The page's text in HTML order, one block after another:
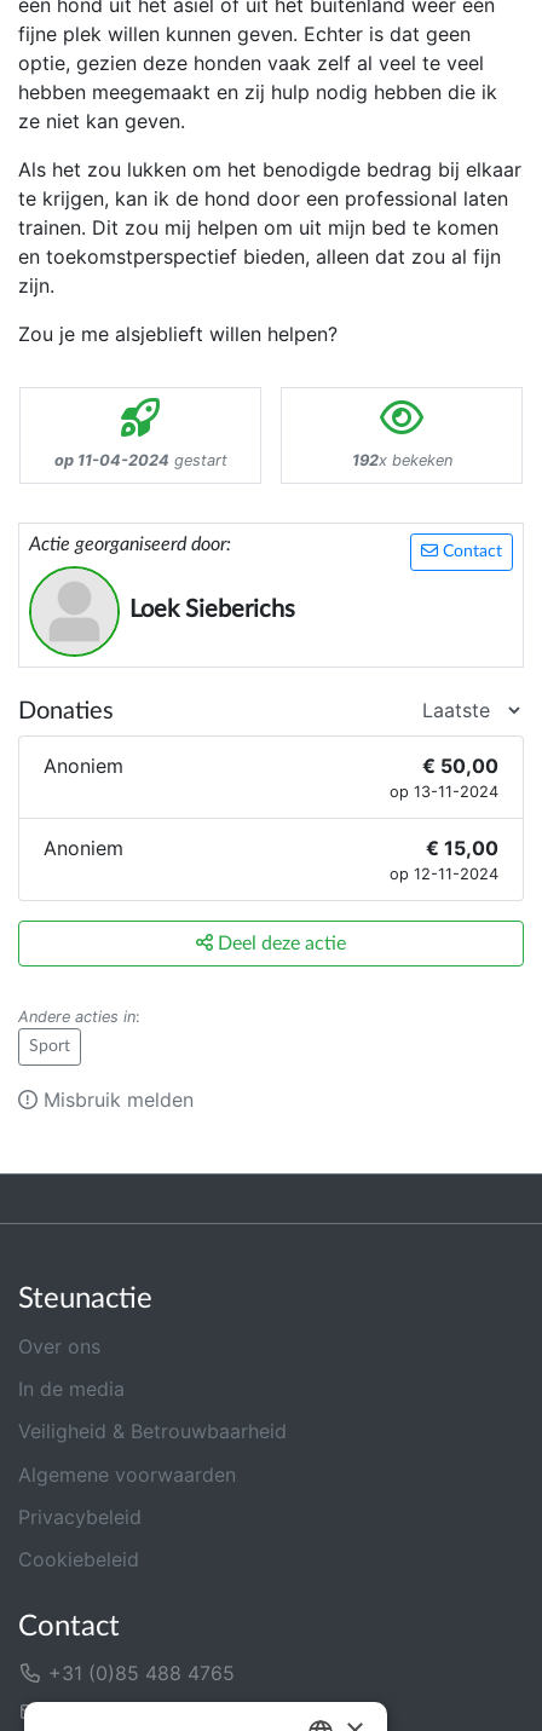
een hond uit het asiel of uit het buitenland weer een
fijne plek willen kunnen geven. Echter is dat geen
optie, gezien deze honden vaak zelf al veel te veel
hebben meegemaakt en zij hulp nodig hebben die ik
ze niet kan geven.
Als het zou lukken om het benodigde bedrag bij elkaar
te krijgen, kan ik de hond door een professional laten
trainen. Dit zou mij helpen om uit mijn bed te komen
en toekomstperspectief bieden, alleen dat zou al fijn
zijn.
Zou je me alsjeblieft willen helpen?
op 11-04-2024 gestart 192x bekeken
Contact
Actie georganiseerd door:
Loek Sieberichs
Donaties
Anoniem € 50,00
op 13-11-2024
Anoniem € 15,00
op 12-11-2024
Deel deze actie
Andere acties in:
Sport
Misbruik melden
Steunactie
Over ons
In de media
Veiligheid & Betrouwbaarheid
Algemene voorwaarden
Privacybeleid
Cookiebeleid
Contact
+31 (0)85 488 4765